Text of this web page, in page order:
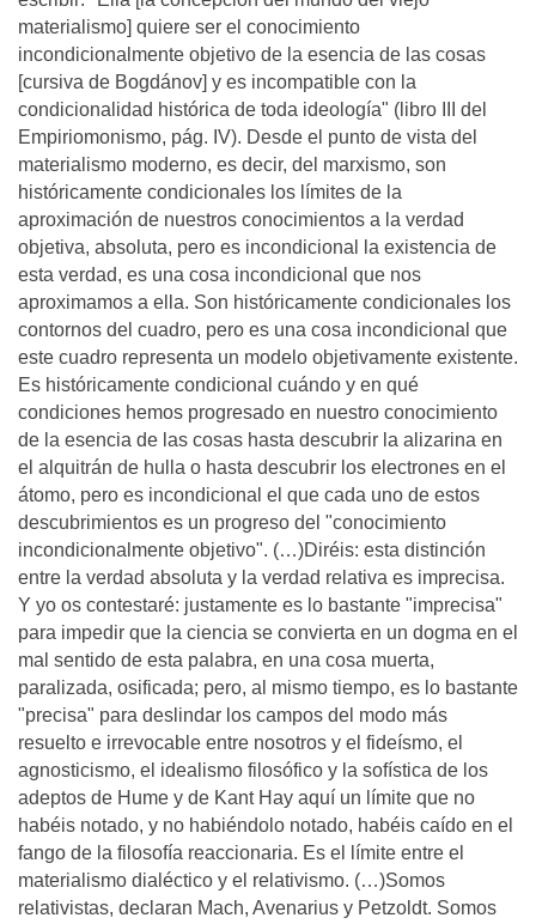
materialismo] quiere ser el conocimiento
incondicionalmente objetivo de la esencia de las cosas
[cursiva de Bogdánov] y es incompatible con la
condicionalidad histórica de toda ideología" (libro III del
Empiriomonismo, pág. IV). Desde el punto de vista del
materialismo moderno, es decir, del marxismo, son
históricamente condicionales los límites de la
aproximación de nuestros conocimientos a la verdad
objetiva, absoluta, pero es incondicional la existencia de
esta verdad, es una cosa incondicional que nos
aproximamos a ella. Son históricamente condicionales los
contornos del cuadro, pero es una cosa incondicional que
este cuadro representa un modelo objetivamente existente.
Es históricamente condicional cuándo y en qué
condiciones hemos progresado en nuestro conocimiento
de la esencia de las cosas hasta descubrir la alizarina en
el alquitrán de hulla o hasta descubrir los electrones en el
átomo, pero es incondicional el que cada uno de estos
descubrimientos es un progreso del "conocimiento
incondicionalmente objetivo". (…)Diréis: esta distinción
entre la verdad absoluta y la verdad relativa es imprecisa.
Y yo os contestaré: justamente es lo bastante "imprecisa"
para impedir que la ciencia se convierta en un dogma en el
mal sentido de esta palabra, en una cosa muerta,
paralizada, osificada; pero, al mismo tiempo, es lo bastante
"precisa" para deslindar los campos del modo más
resuelto e irrevocable entre nosotros y el fideísmo, el
agnosticismo, el idealismo filosófico y la sofística de los
adeptos de Hume y de Kant Hay aquí un límite que no
habéis notado, y no habiéndolo notado, habéis caído en el
fango de la filosofía reaccionaria. Es el límite entre el
materialismo dialéctico y el relativismo. (…)Somos
relativistas, declaran Mach, Avenarius y Petzoldt. Somos